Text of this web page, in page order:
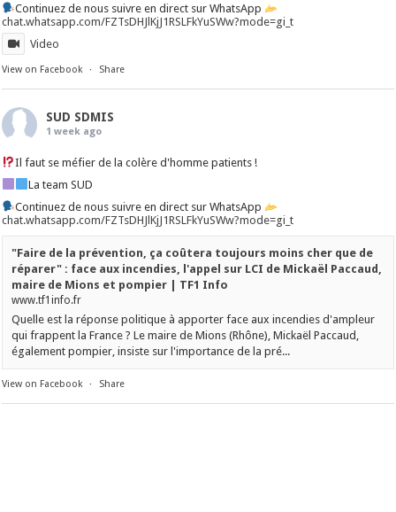
Continuez de nous suivre en direct sur WhatsApp
chat.whatsapp.com/FZTsDHJlKjJ1RSLFkYuSWw?mode=gi_t
Video
View on Facebook · Share
SUD SDMIS
1 week ago
Il faut se méfier de la colère d'homme patients !
La team SUD
Continuez de nous suivre en direct sur WhatsApp
chat.whatsapp.com/FZTsDHJlKjJ1RSLFkYuSWw?mode=gi_t
"Faire de la prévention, ça coûtera toujours moins cher que de
réparer" : face aux incendies, l'appel sur LCI de Mickaël Paccaud,
maire de Mions et pompier | TF1 Info
www.tf1info.fr
Quelle est la réponse politique à apporter face aux incendies d'ampleur
qui frappent la France ? Le maire de Mions (Rhône), Mickaël Paccaud,
également pompier, insiste sur l'importance de la pré...
View on Facebook · Share